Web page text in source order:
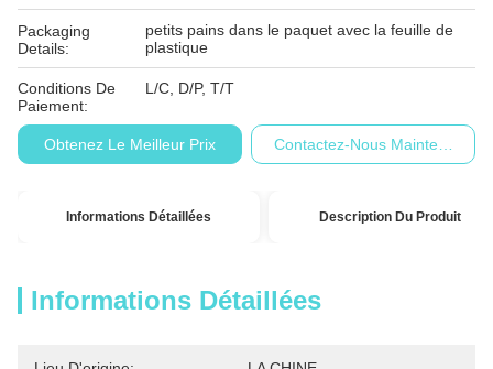
Packaging
Details:
petits pains dans le paquet avec la feuille de
plastique
Conditions De
Paiement:
L/C, D/P, T/T
Obtenez Le Meilleur Prix Contactez-Nous Maintenant
Informations Détaillées Description Du Produit
Informations Détaillées